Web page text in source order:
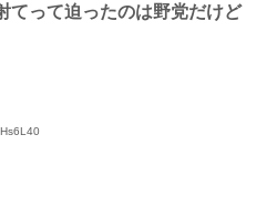
てって迫ったのは野党だけど